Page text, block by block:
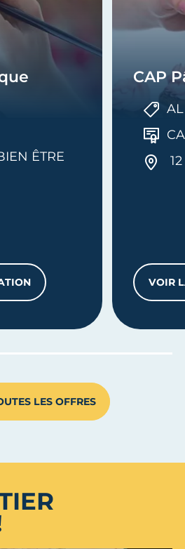
ÊTRE
COSMÉTIQUE
CAP
VOIR
LES OFFRES